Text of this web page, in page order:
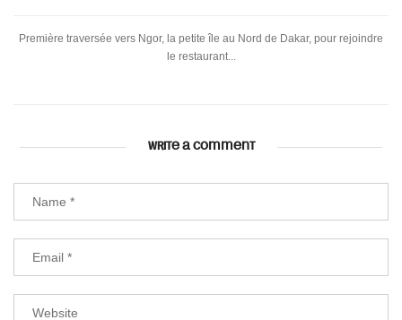
Première traversée vers Ngor, la petite île au Nord de Dakar, pour rejoindre
le restaurant...
WRITE A COMMENT